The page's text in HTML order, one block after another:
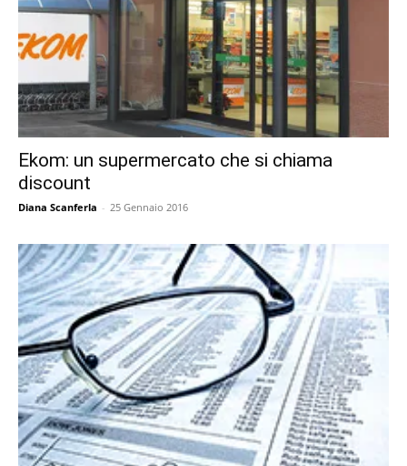
Ekom: un supermercato che si chiama
discount
Diana Scanferla - 25 Gennaio 2016